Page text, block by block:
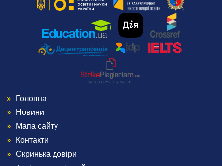
Menu
Footer
1
Головна
Новини
Мапа сайту
Контакти
Скринька довіри